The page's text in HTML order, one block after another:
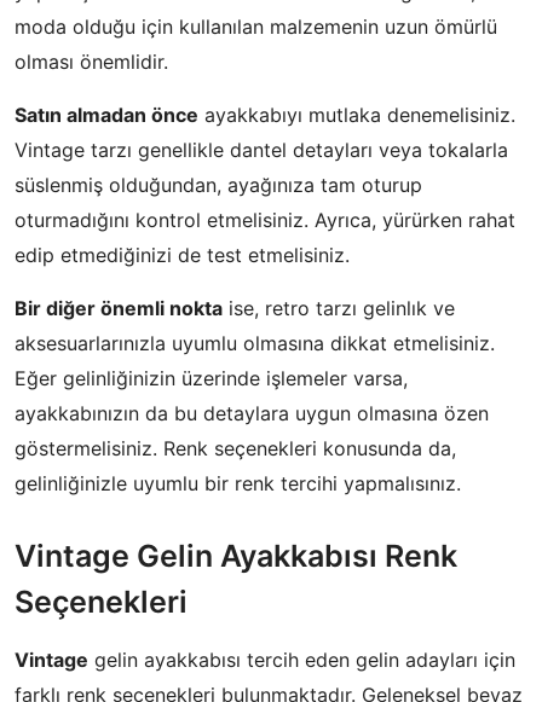
moda olduğu için kullanılan malzemenin uzun ömürlü
olması önemlidir.
Satın almadan önce ayakkabıyı mutlaka denemelisiniz.
Vintage tarzı genellikle dantel detayları veya tokalarla
süslenmiş olduğundan, ayağınıza tam oturup
oturmadığını kontrol etmelisiniz. Ayrıca, yürürken rahat
edip etmediğinizi de test etmelisiniz.
Bir diğer önemli nokta ise, retro tarzı gelinlık ve
aksesuarlarınızla uyumlu olmasına dikkat etmelisiniz.
Eğer gelinliğinizin üzerinde işlemeler varsa,
ayakkabınızın da bu detaylara uygun olmasına özen
göstermelisiniz. Renk seçenekleri konusunda da,
gelinliğinizle uyumlu bir renk tercihi yapmalısınız.
Vintage Gelin Ayakkabısı Renk
Seçenekleri
Vintage gelin ayakkabısı tercih eden gelin adayları için
farklı renk seçenekleri bulunmaktadır. Geleneksel beyaz